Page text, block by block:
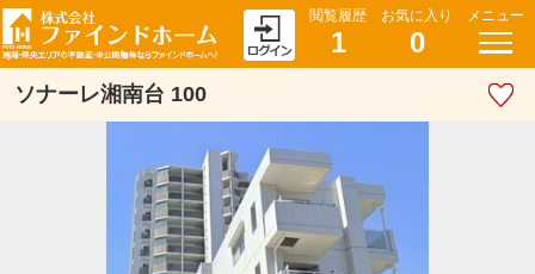
閲覧履歴
1
お気に入り
0
メニュー
ソナーレ湘南台 100